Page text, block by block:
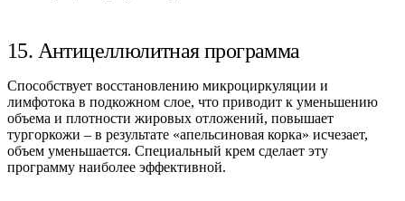
15. Антицеллюлитная программа
Способствует восстановлению микроциркуляции и
лимфотока в подкожном слое, что приводит к уменьшению
объема и плотности жировых отложений, повышает
тургоркожи – в результате «апельсиновая корка» исчезает,
объем уменьшается. Специальный крем сделает эту
программу наиболее эффективной.